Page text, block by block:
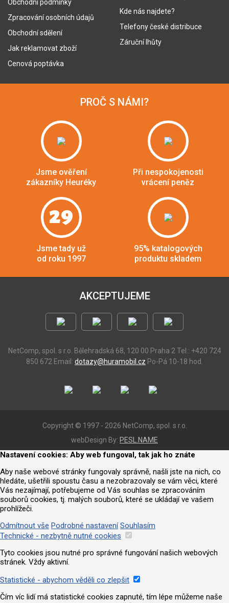
Obchodní podmínky
Zpracování osobních údajů
Obchodní sdělení
Jak reklamovat zboží
Cenová poptávka
Kde nás najdete?
Telefony české distribuce
Záruční lhůty
PROČ S NÁMI?
Jsme ověření
zákazníky Heuréky
Při nespokojenosti
vrácení peněz
29
Jsme tady už
od roku 1997
95% katalogových
produktu skladem
AKCEPTUJEME
NetComp, spol. s r.o. Bělehradská 68, 120 00 Praha 2 Tel.: +420 724
850 672 Email: dotazy@huramobil.cz Po-Pá 10-18 hod.
Copyright © 1997 - 2026 NetComp, spol. s r.o.
webDesign By: PESL.NAME
Nastavení cookies: Aby web fungoval, tak jak ho znáte
Aby naše webové stránky fungovaly správně, našli jste na nich, co
hledáte, ušetřili spoustu času a nezobrazovaly se vám věci, které
Vás nezajímají, potřebujeme od Vás souhlas se zpracováním
souborů cookies, tj. malých souborů, které se ukládají ve vašem
prohlížeči.
Odmítnout vše Podrobné nastavení Souhlasím
Technické - nezbytně nutné cookies
Tyto cookies jsou nutné pro správné fungování našich webových
stránek. Vždy aktivní.
Statistické - abychom věděli co zlepšit
Čím víc lidí má statistické cookies zapnuté, tím lépe můžeme naše